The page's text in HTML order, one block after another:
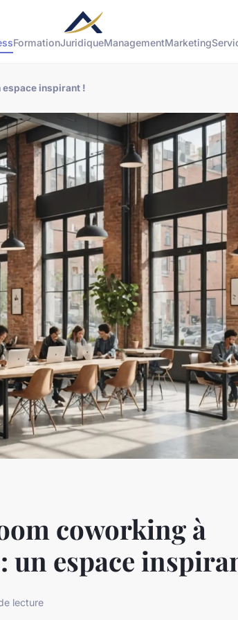
FormationJuridiqueManagementMarketing
espace inspirant !
coworking à
un espace
lecture